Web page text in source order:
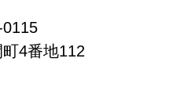
4番地112